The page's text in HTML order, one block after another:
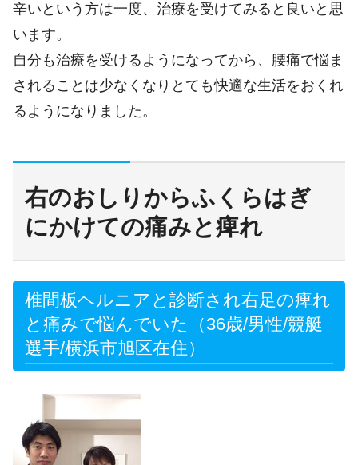
辛いという方は一度、治療を受けてみると良いと思
います。
自分も治療を受けるようになってから、腰痛で悩ま
されることは少なくなりとても快適な生活をおくれ
るようになりました。
右のおしりからふくらはぎ
にかけての痛みと痺れ
椎間板ヘルニアと診断され右足の痺れ
と痛みで悩んでいた（36歳/男性/競艇
選手/横浜市旭区在住）